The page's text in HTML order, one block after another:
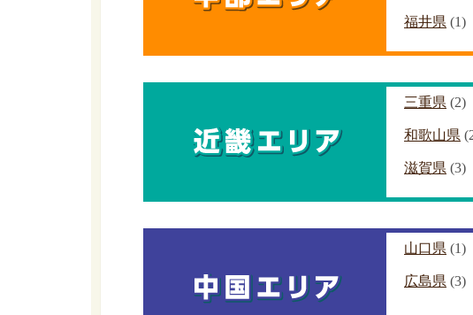
福井県 (1)
三重県 (2)
和歌山県
滋賀県 (3)
山口県 (1)
広島県 (3)